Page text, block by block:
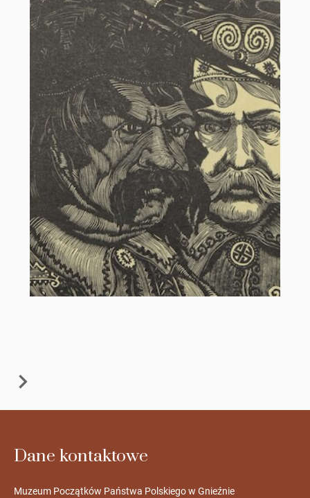
Dane kontaktowe
Muzeum Początków Państwa Polskiego w Gnieźnie